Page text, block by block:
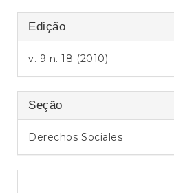
Edição
v. 9 n. 18 (2010)
Seção
Derechos Sociales